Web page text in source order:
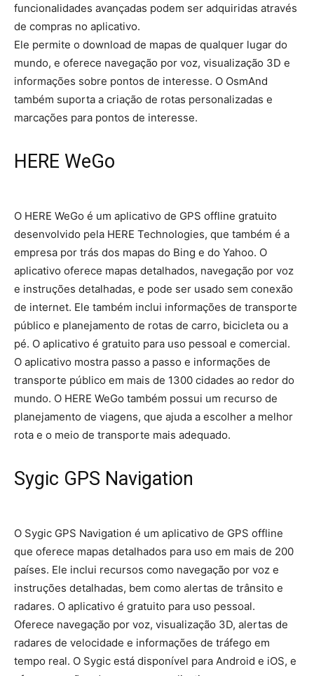
funcionalidades avançadas podem ser adquiridas através
de compras no aplicativo.
Ele permite o download de mapas de qualquer lugar do
mundo, e oferece navegação por voz, visualização 3D e
informações sobre pontos de interesse. O OsmAnd
também suporta a criação de rotas personalizadas e
marcações para pontos de interesse.
HERE WeGo
O HERE WeGo é um aplicativo de GPS offline gratuito
desenvolvido pela HERE Technologies, que também é a
empresa por trás dos mapas do Bing e do Yahoo. O
aplicativo oferece mapas detalhados, navegação por voz
e instruções detalhadas, e pode ser usado sem conexão
de internet. Ele também inclui informações de transporte
público e planejamento de rotas de carro, bicicleta ou a
pé. O aplicativo é gratuito para uso pessoal e comercial.
O aplicativo mostra passo a passo e informações de
transporte público em mais de 1300 cidades ao redor do
mundo. O HERE WeGo também possui um recurso de
planejamento de viagens, que ajuda a escolher a melhor
rota e o meio de transporte mais adequado.
Sygic GPS Navigation
O Sygic GPS Navigation é um aplicativo de GPS offline
que oferece mapas detalhados para uso em mais de 200
países. Ele inclui recursos como navegação por voz e
instruções detalhadas, bem como alertas de trânsito e
radares. O aplicativo é gratuito para uso pessoal.
Oferece navegação por voz, visualização 3D, alertas de
radares de velocidade e informações de tráfego em
tempo real. O Sygic está disponível para Android e iOS, e